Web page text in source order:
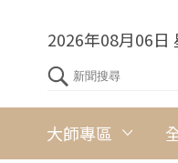
2026年08月06日
大師專區